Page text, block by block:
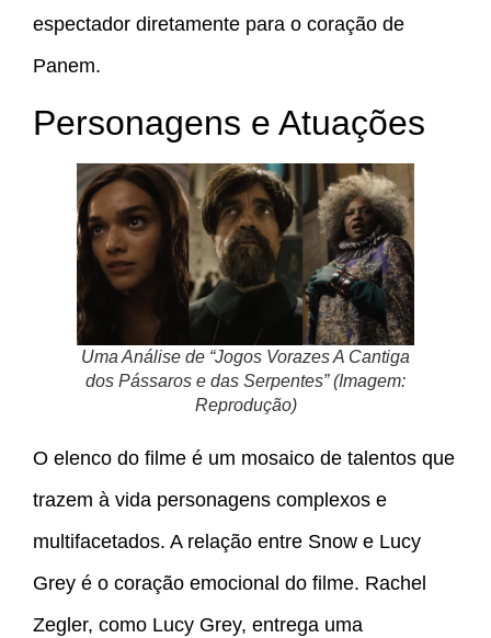
espectador diretamente para o coração de
Panem.
Personagens e Atuações
Uma Análise de “Jogos Vorazes A Cantiga
dos Pássaros e das Serpentes” (Imagem:
Reprodução)
O elenco do filme é um mosaico de talentos que
trazem à vida personagens complexos e
multifacetados. A relação entre Snow e Lucy
Grey é o coração emocional do filme. Rachel
Zegler, como Lucy Grey, entrega uma